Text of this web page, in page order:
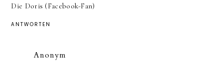
Die Doris (Facebook-Fan)
ANTWORTEN
Anonym